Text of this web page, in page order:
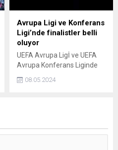
Avrupa Ligi ve Konferans
Ligi’nde finalistler belli
oluyor
UEFA Avrupa Ligİ ve UEFA
Avrupa Konferans Liginde
08.05.2024